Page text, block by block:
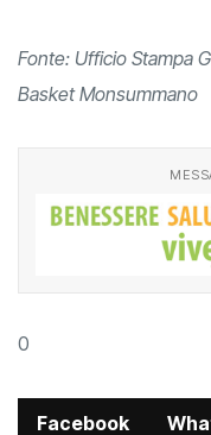
Fonte: Ufficio Stampa
Basket Monsummano
0
Facebook